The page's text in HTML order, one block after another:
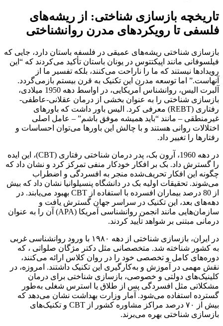
تاریخچه بازسازی شناختی: از ریشه‌های
فلسفی تا رویکردهای مدرن روانشناختی
بازسازی شناختی ریشه‌های عمیقی در فلسفه باستان دارد، جایی که
فیلسوفانی مانند اپیکتتوس در یونان باستان تأکید می‌کردند که “این
رویدادها نیستند که ما را ناراحت می‌کنند، بلکه تفسیر ما از
آنهاست.” اما توسعه مدرن این تکنیک به قرن بیستم بازمی‌گردد.
آلبرت الیس، روانشناس آمریکایی، در اواسط دهه 1950 میلادی،
بازسازی شناختی را به عنوان بخشی از درمان عقلانی-عاطفی-
رفتاری (REBT) معرفی کرد. الیس باور داشت که باورهای
غیرمنطقی – مانند “باید همیشه موفق باشم” – عامل اصلی
اختلالات روانی هستند و با چالش این باورها می‌توان احساسات و
رفتارها را تغییر داد.
در دهه 1960، آرون بک، پدر درمان شناختی رفتاری (CBT)، این ایده
را گسترش داد. بک بر افکار خودکار منفی تمرکز کرد و نشان داد که
چگونه این افکار تحریف‌شده منجر به افسردگی و اضطراب
می‌شوند. تحقیقات اولیه بک در دانشگاه پنسیلوانیا نشان داد که بیش
از 80 درصد بیماران افسرده با استفاده از CBT بهبود می‌یابند. در
دهه‌های بعد، این تکنیک در سراسر جهان گسترش یافت و
سازمان‌هایی مانند انجمن روانشناسی آمریکا (APA) آن را به عنوان
درمانی مبتنی بر شواهد تأیید کردند.
در ایران، بازسازی شناختی از دهه ۱۹۸۰ با ورود روانشناسی غربی
به کشور شناخته شد. متخصصانی مثل دکتر مژگان صلواتی ، که
دوره‌های کامل و تخصصی خود را در روان کلاس ارائه می‌کنند،
نقش مهمی در آموزش و به‌کارگیری این تکنیک داشتند. امروزه، در
کلینیک‌های دولتی و خصوصی، بازسازی شناختی برای درمان
مشکلاتی مثل افسردگی پس از طلاق یا استرس شغلی به‌طور
گسترده استفاده می‌شود. آمار وزارت بهداشت نشان می‌دهد که
بیش از ۷۰ درصد مراکز مشاوره کشور از CBT و تکنیک‌های
بازسازی شناختی بهره می‌برند.